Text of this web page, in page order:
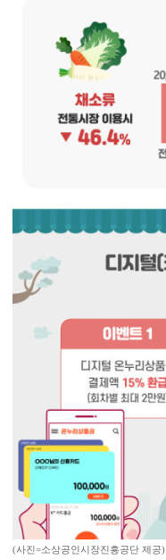
(사진=소상공인시장진흥공단 제공)